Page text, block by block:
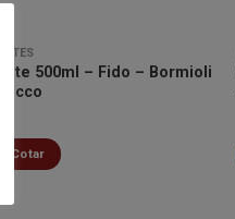
POTES
Pote 500ml – Fido – Bormioli
Rocco
Cotar